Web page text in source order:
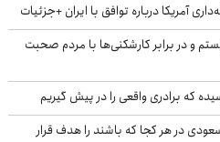
آمریکا درباره توافق با ایران +جزئیات
و در برابر کارشکنی‌ها با مردم صحبت
که برادری واقعی را در پیش گیریم
در هر کجا که باشند را هدف قرار